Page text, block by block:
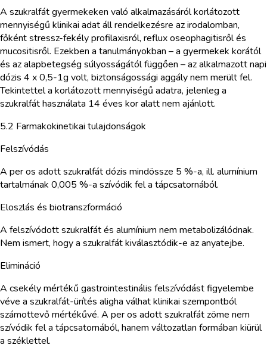
A szukralfát gyermekeken való alkalmazásáról korlátozott
mennyiségű klinikai adat áll rendelkezésre az irodalomban,
főként stressz-fekély profilaxisról, reflux oseophagitisről és
mucositisről. Ezekben a tanulmányokban – a gyermekek korától
és az alapbetegség súlyosságától függően – az alkalmazott napi
dózis 4 x 0,5-1g volt, biztonságossági aggály nem merült fel.
Tekintettel a korlátozott mennyiségű adatra, jelenleg a
szukralfát használata 14 éves kor alatt nem ajánlott.
5.2 Farmakokinetikai tulajdonságok
Felszívódás
A per os adott szukralfát dózis mindössze 5 %-a, ill. alumínium
tartalmának 0,005 %-a szívódik fel a tápcsatornából.
Eloszlás és biotranszformáció
A felszívódott szukralfát és alumínium nem metabolizálódnak.
Nem ismert, hogy a szukralfát kiválasztódik-e az anyatejbe.
Elimináció
A csekély mértékű gastrointestinális felszívódást figyelembe
véve a szukralfát-ürítés aligha válhat klinikai szempontból
számottevő mértékűvé. A per os adott szukralfát zöme nem
szívódik fel a tápcsatornából, hanem változatlan formában kiürül
a széklettel.